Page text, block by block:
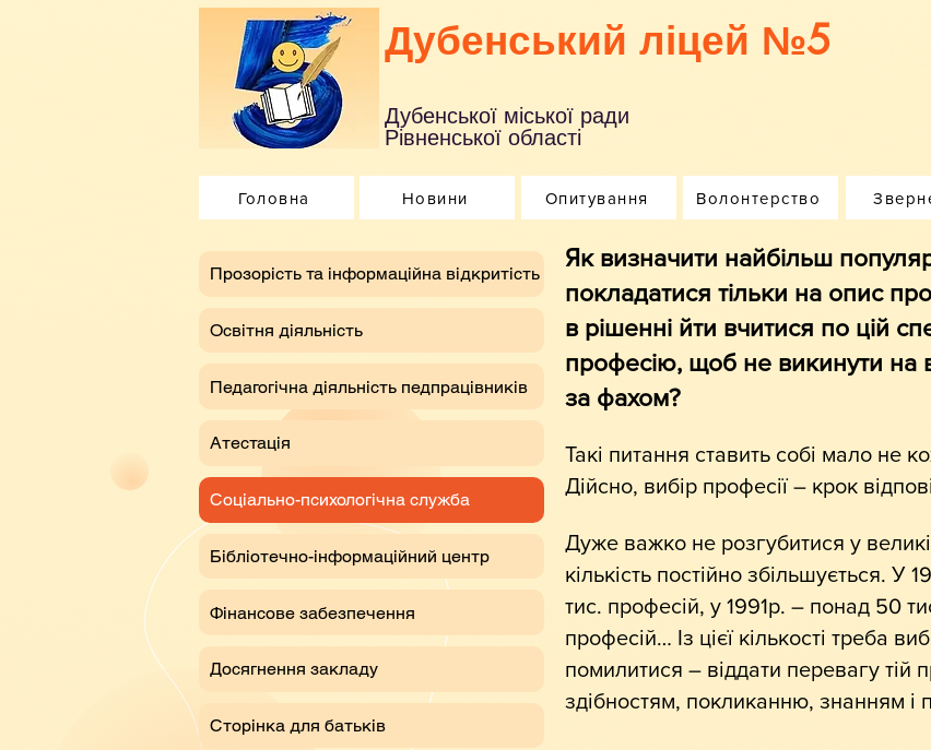
Дубенський ліцей №5
Дубенської міської ради
Рівненської області
Головна Новини Опитування Волонтерство
Як визначити найбільш
покладатися тільки на опис
в рішенні йти вчитися по цій
професію, щоб не викинути на
за фахом?
Такі питання ставить собі мало не
Дійсно, вибір професії – крок
Дуже важко не розгубитися у
кількість постійно збільшується. У
тис. професій, у 1991р. – понад 50
професій… Із цієї кількості треба
помилитися – віддати перевагу тій
здібностям, покликанню, знанням і
​Прозорість та інформаційна відкритість
Освітня діяльність
Педагогічна діяльність педпрацівників
Атестація
Соціально-психологічна служба
Бібліотечно-інформаційний центр
Фінансове забезпечення
Досягнення закладу
Сторінка для батьків